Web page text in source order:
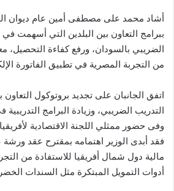
أشاد محمد على مصطفى أمين عام ديوان
ببرامج التعاون بين البلدين التي أسهمت
الضريبي بالسودان، ورفع كفاءة التحصيل،
من التجربة المصرية في تطبيق الفاتورة
اتفق الجانبان على تجديد بروتوكول
التدريب الضريبي، وزيادة البرامج
وفى حضور ممثلي اللجنة الاقتصادية لأفريقيا
فقد أبدى الوزير اهتمامه بمقترح عقد
مالية دول شمال أفريقيا للاستفادة من
أدوات التمويل المبتكرة مثل السندات